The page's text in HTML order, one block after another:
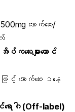
သောက်ဆေး/
ပ်ကလေးများယောင်
င့် သောက်ဆေး ၁နေ့
ောဂါ (Off-label)